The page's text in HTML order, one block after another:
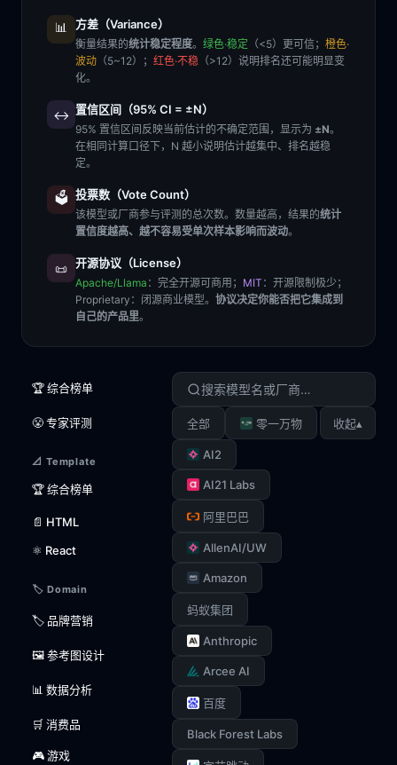
📊 方差（Variance）
衡量结果的统计稳定程度。 绿色·稳定 （<5）更可信； 橙色·
波动 （5~12）； 红色·不稳 （>12）说明排名还可能明显变
化。
↔️ 置信区间（95% CI = ±N）
95% 置信区间反映当前估计的不确定范围，显示为 ±N。
在相同计算口径下，N 越小说明估计越集中、排名越稳
定。
🗳️ 投票数（Vote Count）
该模型或厂商参与评测的总次数。数量越高，结果的统计
置信度越高、越不容易受单次样本影响而波动。
📜 开源协议（License）
Apache/Llama ：完全开源可商用； MIT ：开源限制极少；
Proprietary ：闭源商业模型。 协议决定你能否把它集成到
自己的产品里。
🏆 综合榜单
😤 专家评测
📐 Template
🏆 综合榜单
📄 HTML
⚛️ React
🏷️ Domain
🏷️ 品牌营销
🖼️ 参考图设计
📊 数据分析
🛒 消费品
🎮 游戏
全部 零一万物
AI2
AI21 Labs
阿里巴巴
AllenAI/UW
Amazon
蚂蚁集团
Anthropic
Arcee AI
百度
Black Forest Labs
收起▴